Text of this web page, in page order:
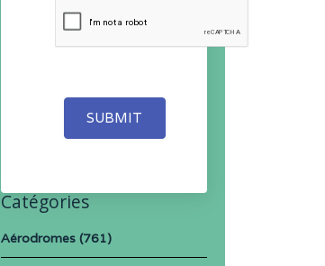
SUBMIT
Catégories
Aérodromes(761)